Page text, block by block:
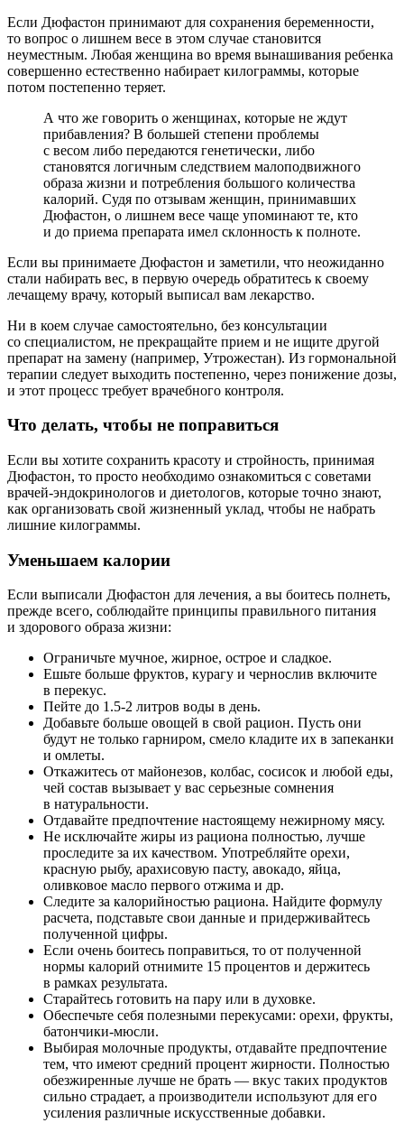
Если Дюфастон принимают для сохранения беременности,
то вопрос о лишнем весе в этом случае становится
неуместным. Любая женщина во время вынашивания ребенка
совершенно естественно набирает килограммы, которые
потом постепенно теряет.
А что же говорить о женщинах, которые не ждут
прибавления? В большей степени проблемы
с весом либо передаются генетически, либо
становятся логичным следствием малоподвижного
образа жизни и потребления большого количества
калорий. Судя по отзывам женщин, принимавших
Дюфастон, о лишнем весе чаще упоминают те, кто
и до приема препарата имел склонность к полноте.
Если вы принимаете Дюфастон и заметили, что неожиданно
стали набирать вес, в первую очередь обратитесь к своему
лечащему врачу, который выписал вам лекарство.
Ни в коем случае самостоятельно, без консультации
со специалистом, не прекращайте прием и не ищите другой
препарат на замену (например, Утрожестан). Из гормональной
терапии следует выходить постепенно, через понижение дозы,
и этот процесс требует врачебного контроля.
Что делать, чтобы не поправиться
Если вы хотите сохранить красоту и стройность, принимая
Дюфастон, то просто необходимо ознакомиться с советами
врачей-эндокринологов и диетологов, которые точно знают,
как организовать свой жизненный уклад, чтобы не набрать
лишние килограммы.
Уменьшаем калории
Если выписали Дюфастон для лечения, а вы боитесь полнеть,
прежде всего, соблюдайте принципы правильного питания
и здорового образа жизни:
Ограничьте мучное, жирное, острое и сладкое.
Ешьте больше фруктов, курагу и чернослив включите
в перекус.
Пейте до 1.5-2 литров воды в день.
Добавьте больше овощей в свой рацион. Пусть они
будут не только гарниром, смело кладите их в запеканки
и омлеты.
Откажитесь от майонезов, колбас, сосисок и любой еды,
чей состав вызывает у вас серьезные сомнения
в натуральности.
Отдавайте предпочтение настоящему нежирному мясу.
Не исключайте жиры из рациона полностью, лучше
проследите за их качеством. Употребляйте орехи,
красную рыбу, арахисовую пасту, авокадо, яйца,
оливковое масло первого отжима и др.
Следите за калорийностью рациона. Найдите формулу
расчета, подставьте свои данные и придерживайтесь
полученной цифры.
Если очень боитесь поправиться, то от полученной
нормы калорий отнимите 15 процентов и держитесь
в рамках результата.
Старайтесь готовить на пару или в духовке.
Обеспечьте себя полезными перекусами: орехи, фрукты,
батончики-мюсли.
Выбирая молочные продукты, отдавайте предпочтение
тем, что имеют средний процент жирности. Полностью
обезжиренные лучше не брать — вкус таких продуктов
сильно страдает, а производители используют для его
усиления различные искусственные добавки.